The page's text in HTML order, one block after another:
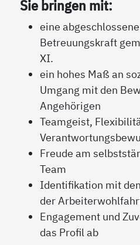
Sie bringen mit:
eine
Betreuungskraft
XI.
ein hohes Maß an
Umgang mit den
Angehörigen
Teamgeist,
Freude am
Team
Identifikation mit
der
Engagement und
das Profil ab